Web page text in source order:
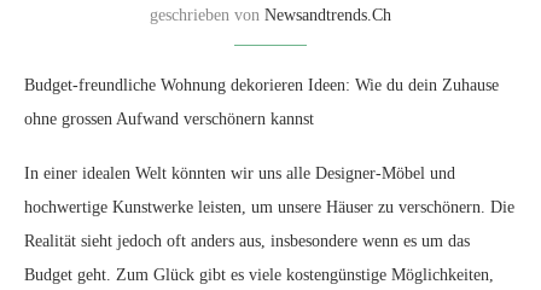
geschrieben von Newsandtrends.ch
Budget-freundliche Wohnung dekorieren Ideen: Wie du dein Zuhause
ohne grossen Aufwand verschönern kannst
In einer idealen Welt könnten wir uns alle Designer-Möbel und
hochwertige Kunstwerke leisten, um unsere Häuser zu verschönern. Die
Realität sieht jedoch oft anders aus, insbesondere wenn es um das
Budget geht. Zum Glück gibt es viele kostengünstige Möglichkeiten,